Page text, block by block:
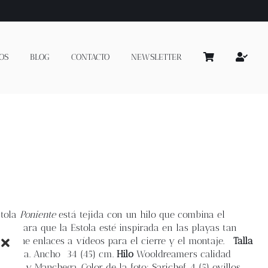
BLOG CONTACTO NEWSLETTER
Ponienteestá tejida con un hilo que combina el
para que la Estola esté inspirada en las playas tan
enlaces a vídeos para el cierre y el montaje. Talla
talla. Ancho 34 (45) cm. Hilo Wooldreamers calidad